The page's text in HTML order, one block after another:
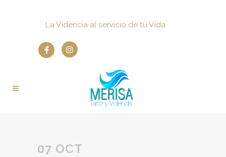
La Videncia al servicio de tu Vida
07 OCT